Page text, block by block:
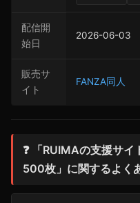
配信開
始日
2026-06-03
販売サ
イト
FANZA同人
❓ 「RUIMAの支援サ
500枚」に関するよく